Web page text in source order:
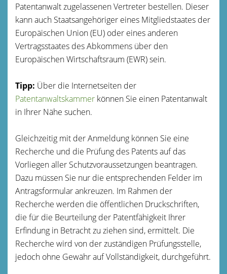
Patentanwalt zugelassenen Vertreter bestellen. Dieser
kann auch Staatsangehöriger eines Mitgliedstaates der
Europäischen Union (EU) oder eines anderen
Vertragsstaates des Abkommens über den
Europäischen Wirtschaftsraum (EWR) sein.
Tipp: Über die Internetseiten der
Patentanwaltskammer können Sie einen Patentanwalt
in Ihrer Nähe suchen.
Gleichzeitig mit der Anmeldung können Sie eine
Recherche und die Prüfung des Patents auf das
Vorliegen aller Schutzvoraussetzungen beantragen.
Dazu müssen Sie nur die entsprechenden Felder im
Antragsformular ankreuzen. Im Rahmen der
Recherche werden die öffentlichen Druckschriften,
die für die Beurteilung der Patentfähigkeit Ihrer
Erfindung in Betracht zu ziehen sind, ermittelt. Die
Recherche wird von der zuständigen Prüfungsstelle,
jedoch ohne Gewähr auf Vollständigkeit, durchgeführt.